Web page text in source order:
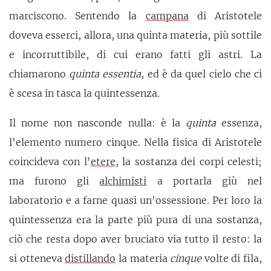
marciscono. Sentendo la campana di Aristotele
doveva esserci, allora, una quinta materia, più sottile
e incorruttibile, di cui erano fatti gli astri. La
chiamarono quinta essentia, ed è da quel cielo che ci
è scesa in tasca la quintessenza.
Il nome non nasconde nulla: è la quintaessenza,
l'elemento numero cinque. Nella fisica di Aristotele
coincideva con l'etere, la sostanza dei corpi celesti;
ma furono glialchimisti a portarla giù nel
laboratorio e a farne quasi un'ossessione. Per loro la
quintessenza era la parte più pura di una sostanza,
ciò che resta dopo aver bruciato via tutto il resto: la
si ottenevadistillando la materia cinquevolte di fila,